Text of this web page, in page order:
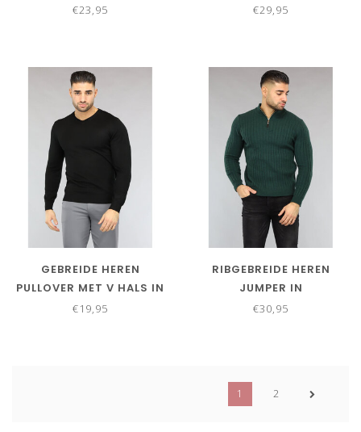
€23,95 €29,95
GEBREIDE HEREN
PULLOVER MET V HALS IN
ZWART
€19,95
RIBGEBREIDE HEREN
JUMPER IN
DONKERGROEN
€30,95
1 2